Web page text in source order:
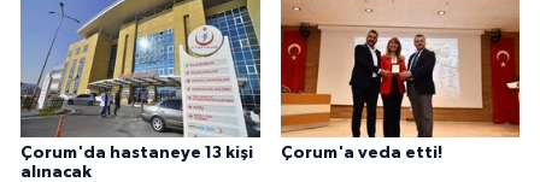
Çorum'da hastaneye 13 kişi
alınacak
Çorum'a veda etti!